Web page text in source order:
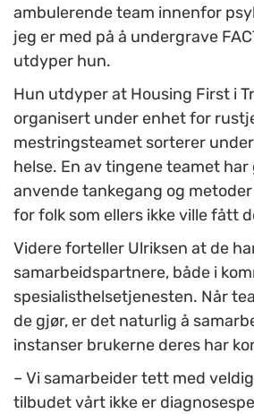
ambulerende team innenfor
jeg er med på å undergrave
utdyper hun.
Hun utdyper at Housing First i
organisert under enhet for
mestringsteamet sorterer
helse. En av tingene teamet har
anvende tankegang og
for folk som ellers ikke ville fått
Videre forteller Ulriksen at de
samarbeidspartnere, både i
spesialisthelsetjenesten. Når
de gjør, er det naturlig å
instanser brukerne deres har
– Vi samarbeider tett med
tilbudet vårt ikke er